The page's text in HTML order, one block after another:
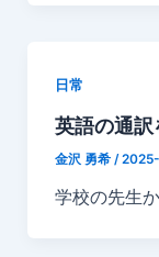
日常
英語の通
金沢 勇希 /
学校の先生